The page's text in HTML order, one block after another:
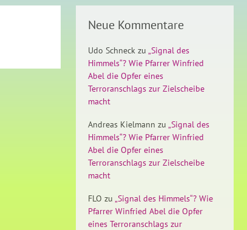
Neue Kommentare
Udo Schneck zu „Signal des
Himmels“? Wie Pfarrer Winfried
Abel die Opfer eines
Terroranschlags zur Zielscheibe
macht
Andreas Kielmann zu „Signal des
Himmels“? Wie Pfarrer Winfried
Abel die Opfer eines
Terroranschlags zur Zielscheibe
macht
FLO zu „Signal des Himmels“? Wie
Pfarrer Winfried Abel die Opfer
eines Terroranschlags zur